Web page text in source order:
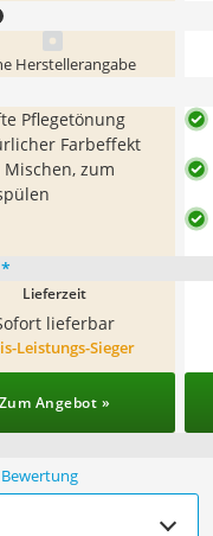
Herstellerangabe
Pflegetönung
Farbeffekt
Mischen, zum
*
Lieferzeit
lieferbar
Leistungs-Sieger
Zum Angebot »